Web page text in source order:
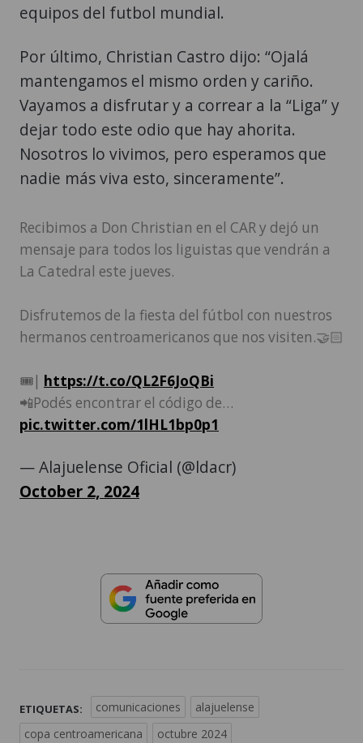
equipos del futbol mundial.
Por último, Christian Castro dijo: “Ojalá
mantengamos el mismo orden y cariño.
Vayamos a disfrutar y a correar a la “Liga” y
dejar todo este odio que hay ahorita.
Nosotros lo vivimos, pero esperamos que
nadie más viva esto, sinceramente”.
Recibimos a Don Christian en el CAR y dejó un
mensaje para todos los liguistas que vendrán a
La Catedral este jueves.
Disfrutemos de la fiesta del fútbol con nuestros
hermanos centroamericanos que nos visiten.🤝🏻
🎟️| https://t.co/QL2F6JoQBi
📲Podés encontrar el código de…
pic.twitter.com/1lHL1bp0p1
— Alajuelense Oficial (@ldacr)
October 2, 2024
ETIQUETAS: comunicaciones
alajuelense
copa centroamericana
octubre 2024